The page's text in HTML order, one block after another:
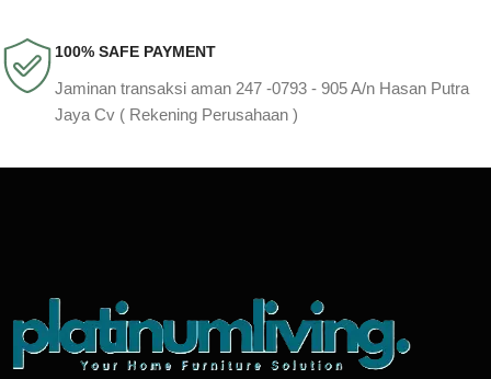
100% SAFE PAYMENT
Jaminan transaksi aman 247 -0793 - 905 A/n Hasan Putra
Jaya Cv ( Rekening Perusahaan )